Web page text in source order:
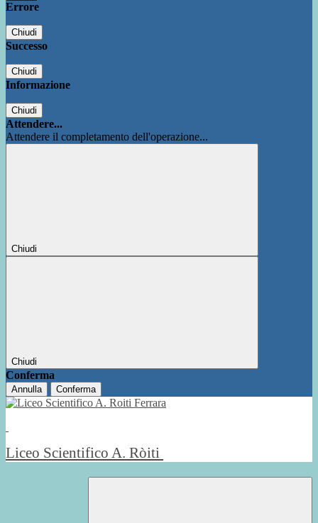
Errore
Chiudi
Successo
Chiudi
Informazione
Chiudi
Attendere...
Attendere il completamento dell'operazione...
Chiudi
Chiudi
Conferma
Annulla Conferma
Liceo Scientifico A. Ròiti